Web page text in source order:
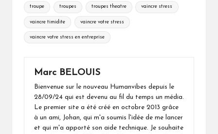
troupe troupes troupes theatre vaincre stress
vaincre timidite vaincre votre stress
vaincre votre stress en entreprise
Marc BELOUIS
Bienvenue sur le nouveau Humanvibes depuis le
28/09/24 qui est devenu au fil du temps un média.
Le premier site a été créé en octobre 2013 grâce
à un ami, Johan, qui m'a soumis l'idée de me lancer
et qui m'a apporté son aide technique. Je souhaite